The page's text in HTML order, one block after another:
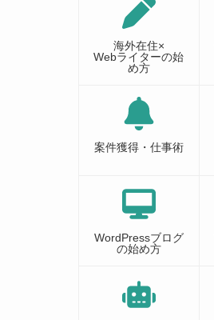
海外在住×
Webライターの始
め方
案件獲得・仕事術
WordPressブログ
の始め方